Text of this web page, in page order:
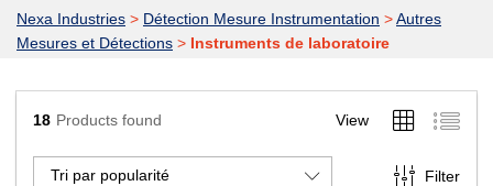
Nexa Industries > Détection Mesure Instrumentation >Autres
Mesures et Détections > Instruments de laboratoire
18 Products found View
Filter
Tri par popularité